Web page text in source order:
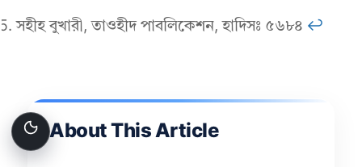
সহীহ বুখারী, তাওহীদ পাবলিকেশন, হাদিসঃ ৫৬৮৪ ↩︎
About This Article